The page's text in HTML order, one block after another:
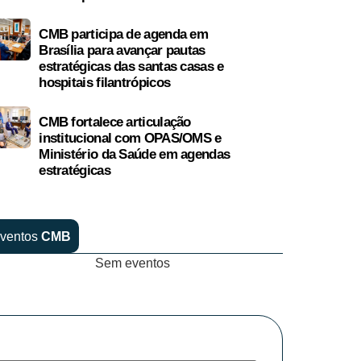
CMB participa de agenda em
Brasília para avançar pautas
estratégicas das santas casas e
hospitais filantrópicos
CMB fortalece articulação
institucional com OPAS/OMS e
Ministério da Saúde em agendas
estratégicas
CMB
Sem eventos